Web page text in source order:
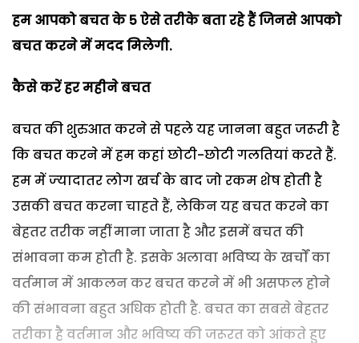
हम आपको बचत के 5 ऐसे तरीके बता रहे हैं जिनसे आपको
बचत करने में मदद मिलेगी.
कैसे करें हर महीने बचत
बचत की शुरुआत करने से पहले यह जानना बहुत जरूरी है
कि बचत करने में हम कहां छोटी-छोटी गलतियां करते हैं.
हम में ज्‍यादातर लोग खर्च के बाद जो रकम शेष होती है
उसकी बचत करना चाहते हैं, लेकिन यह बचत करने का
बेहतर तरीक नहीं माना जाता है और इसमें बचत की
संभावना कम होती है. इसके अलावा भविष्‍य के खर्चों का
वर्तमान में आकलन कर बचत करने में भी असफल होने
की संभावना बहुत अधिक होती है. बचत का सबसे बेहतर
तरीका है वर्तमान और भविष्‍य की जरूरत को आंकते हुए